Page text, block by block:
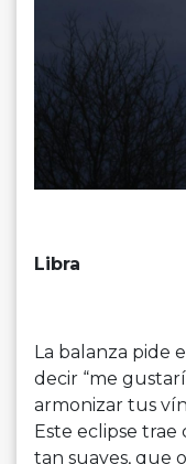
Libra
La balanza pide
decir “me
armonizar tus
Este eclipse trae
tan suaves, que